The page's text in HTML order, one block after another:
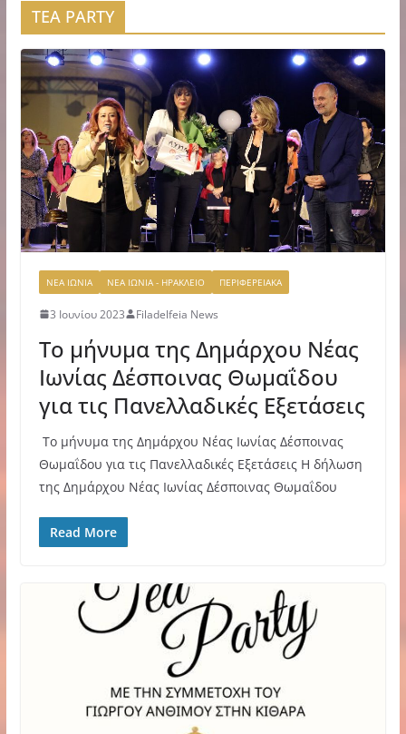
TEA PARTY
ΝΕΑ ΙΩΝΙΑ ΝΕΑ ΙΩΝΙΑ - ΗΡΑΚΛΕΙΟ ΠΕΡΙΦΕΡΕΙΑΚΑ
3 Ιουνίου 2023 Filadelfeia News
Το μήνυμα της Δημάρχου Νέας
Ιωνίας Δέσποινας Θωμαΐδου
για τις Πανελλαδικές Εξετάσεις
Το μήνυμα της Δημάρχου Νέας Ιωνίας Δέσποινας
Θωμαΐδου για τις Πανελλαδικές Εξετάσεις Η δήλωση
της Δημάρχου Νέας Ιωνίας Δέσποινας Θωμαΐδου
Read More